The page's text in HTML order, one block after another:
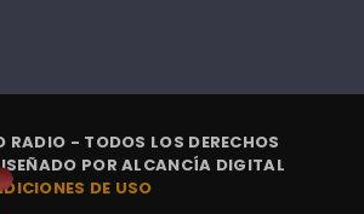
- TODOS LOS DERECHOS
PORALCANCÍA DIGITAL
DE USO